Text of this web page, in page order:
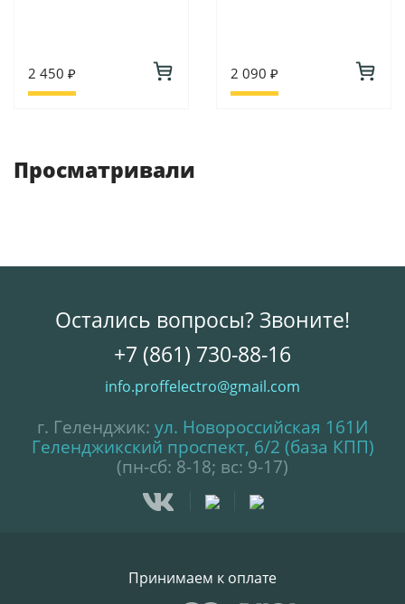
2 450 ₽ 2 090 ₽
Просматривали
Остались вопросы? Звоните!
+7 (861) 730-88-16
info.proffelectro@gmail.com
г. Геленджик: ул. Новороссийская 161И
Геленджикский проспект, 6/2 (база КПП)
(пн-сб: 8-18; вс: 9-17)
Принимаем к оплате